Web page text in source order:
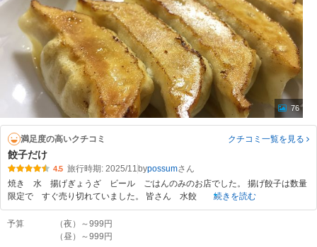
76
満足度の高いクチコミ クチコミ一覧を見る
餃子だけ
4.5 旅行時期: 2025/11 bypossum
焼き 水 揚げぎょうざ ビール ごはんのみのお店でした。 揚げ餃子は数量
限定で すぐ売り切れていました。 皆さん 水餃
続きを読む
予算
（夜）～999円
（昼）～999円